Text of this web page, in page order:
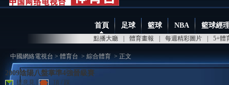
首頁
點播大廳 體育畫報 每週精彩圖片 5+體
足球 籃球 NBA 籃球經
中國網絡電視台>體育台 >綜合體育> 正文
2009陰陽八盤掌準4強晉級賽
提意見 頂 / 踩